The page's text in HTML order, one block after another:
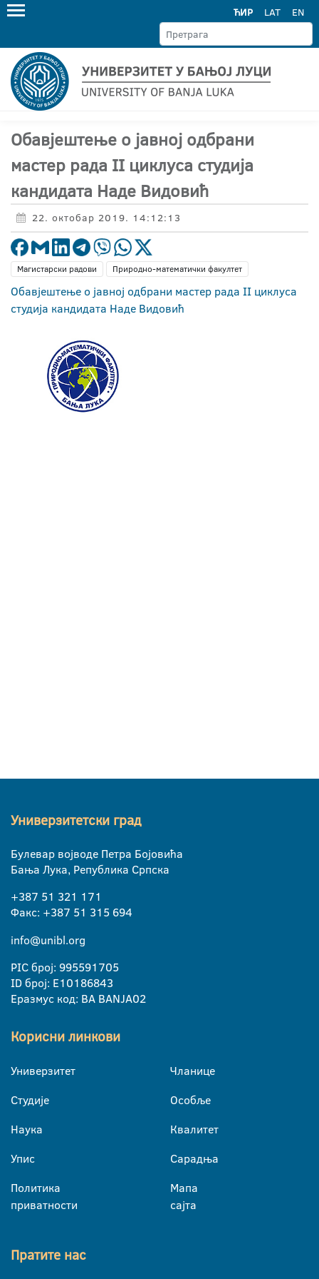
ЋИР LAT EN
Обавјештење о јавној одбрани
мастер рада II циклуса студија
кандидата Наде Видовић
22. октобар 2019. 14:12:13
Магистарски радови Природно-математички факултет
Обавјештење о јавној одбрани мастер рада II циклуса
студија кандидата Наде Видовић
Универзитетски град
Булевар војводе Петра Бојовића
Бања Лука, Република Српска
+387 51 321 171
Факс: +387 51 315 694
info@unibl.org
PIC број: 995591705
ID број: E10186843
Еразмус код: BA BANJA02
Корисни линкови
Универзитет
Студије
Наука
Упис
Политика
приватности
Чланице
Особље
Квалитет
Сарадња
Мапа
сајта
Пратите нас